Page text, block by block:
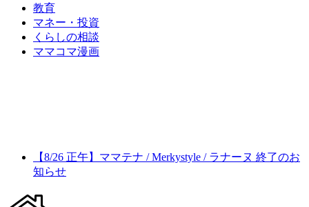
教育
マネー・投資
くらしの相談
ママコマ漫画
【8/26 正午】ママテナ / Merkystyle / ラナーヌ 終了のお
知らせ